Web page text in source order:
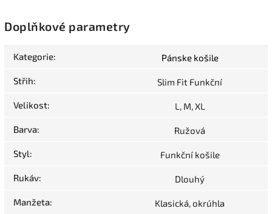
Doplňkové parametry
Kategorie: Pánske košile
Střih: Slim Fit Funkční
Velikost: L, M, XL
Barva: Ružová
Styl: Funkční košile
Rukáv: Dlouhý
Manžeta: Klasická, okrúhla